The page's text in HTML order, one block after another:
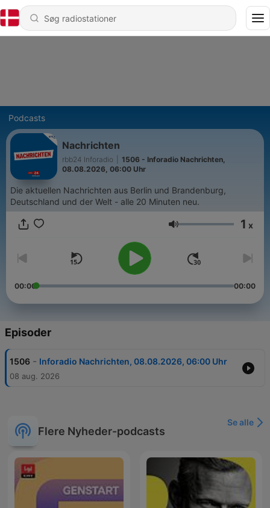
Podcasts
Nachrichten
rbb24 Inforadio
1506 - Inforadio Nachrichten,
08.08.2026, 06:00 Uhr
Die aktuellen Nachrichten aus Berlin und Brandenburg,
Deutschland und der Welt - alle 20 Minuten neu.
Lydstyrke 1 x
00:00 00:00
Episoder
1506 - Inforadio Nachrichten, 08.08.2026, 06:00 Uhr
08 aug. 2026
Flere Nyheder-podcasts
Se alle